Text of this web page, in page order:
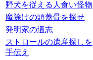
野犬を従える人食い怪物
魔除けの頭蓋骨を探せ
発明家の遺志
ストロールの遺産探しを
手伝え